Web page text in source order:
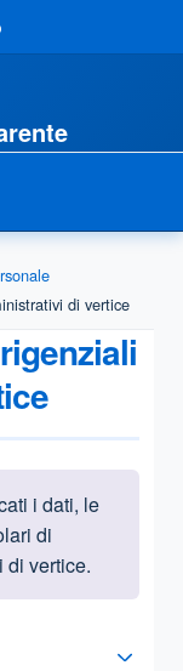
di vertice
i dati, le
di
di vertice.